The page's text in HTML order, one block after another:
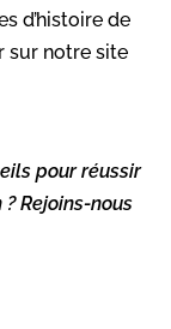
d’histoire de
sur notre site
pour réussir
Rejoins-nous